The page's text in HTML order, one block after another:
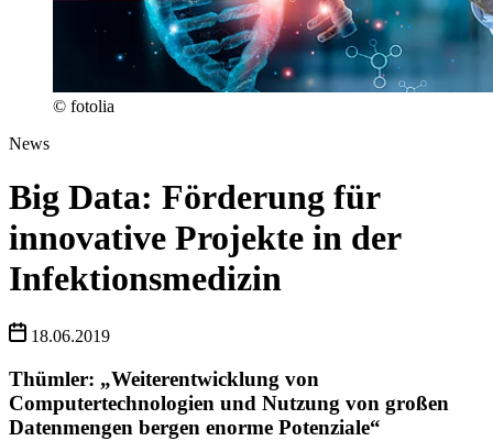
© fotolia
News
Big Data: Förderung für
innovative Projekte in der
Infektionsmedizin
18.06.2019
Thümler: „Weiterentwicklung von
Computertechnologien und Nutzung von großen
Datenmengen bergen enorme Potenziale“